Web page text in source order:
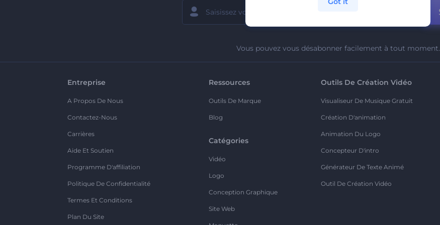
Vous pouvez vous désabonner facilement à tout moment.
Entreprise
A Propos De Nous
Contactez-Nous
Carrières
Aide Et Soutien
Programme D'affiliation
Politique De Confidentialité
Termes Et Conditions
Plan Du Site
Ressources
Outils De Marque
Blog
Catégories
Vidéo
Logo
Conception Graphique
Site Web
Outils De Création Vidéo
Visualiseur De Musique Gratuit
Création D'animation
Animation Du Logo
Concepteur D'intro
Générateur De Texte Animé
Outil De Création Vidéo